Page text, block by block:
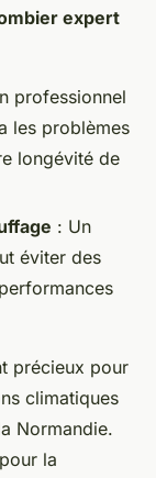
expert
professionnel
les problèmes
longévité de
: Un
éviter des
précieux pour
climatiques
Normandie.
la